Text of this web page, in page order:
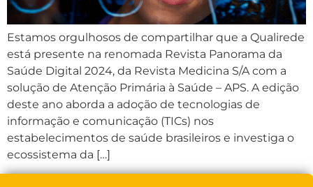
Estamos orgulhosos de compartilhar que a Qualirede
está presente na renomada Revista Panorama da
Saúde Digital 2024, da Revista Medicina S/A com a
solução de Atenção Primária à Saúde – APS. A edição
deste ano aborda a adoção de tecnologias de
informação e comunicação (TICs) nos
estabelecimentos de saúde brasileiros e investiga o
ecossistema da […]